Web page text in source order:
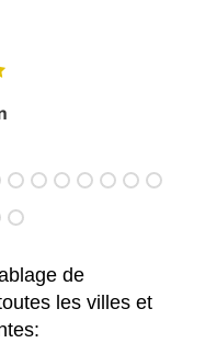
de
les villes et